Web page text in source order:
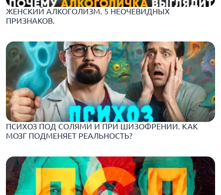
ЖЕНСКИЙ АЛКОГОЛИЗМ. 5 НЕОЧЕВИДНЫХ
ПРИЗНАКОВ.
ПСИХОЗ ПОД СОЛЯМИ И ПРИ ШИЗОФРЕНИИ. КАК
МОЗГ ПОДМЕНЯЕТ РЕАЛЬНОСТЬ?